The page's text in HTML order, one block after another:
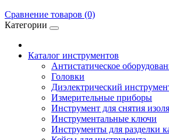
Сравнение товаров (0)
Категории
Каталог инструментов
Антистатическое
Головки
Диэлектрический
Измерительные приборы
Инструмент для снятия
Инструментальные ключи
Инструменты для разделки